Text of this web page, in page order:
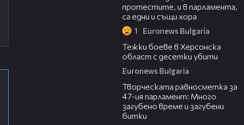
протестите, и в парламента,
са едни и същи хора
1 Euronews Bulgaria
Тежки боеве в Херсонска
област с десетки убити
Euronews Bulgaria
Творческата равносметка за
47-ия парламент: Много
загубено време и загубени
битки